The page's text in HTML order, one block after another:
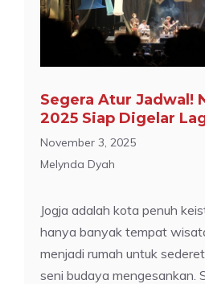
Segera Atur Jadwal!
2025 Siap Digelar
November 3, 2025
Melynda Dyah
Jogja adalah kota penuh
hanya banyak tempat
menjadi rumah untuk
seni budaya mengesankan.